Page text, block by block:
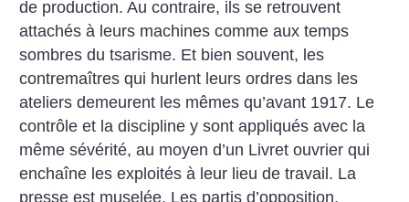
de production. Au contraire, ils se retrouvent
attachés à leurs machines comme aux temps
sombres du tsarisme. Et bien souvent, les
contremaîtres qui hurlent leurs ordres dans les
ateliers demeurent les mêmes qu’avant 1917. Le
contrôle et la discipline y sont appliqués avec la
même sévérité, au moyen d’un Livret ouvrier qui
enchaîne les exploités à leur lieu de travail. La
presse est muselée. Les partis d’opposition,